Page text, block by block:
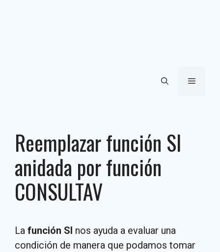
Menú
Reemplazar función SI
anidada por función
CONSULTAV
La función SI nos ayuda a evaluar una
condición de manera que podamos tomar